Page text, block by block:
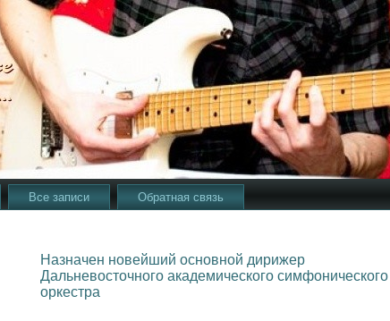
Все записи Обратная связь
Назначен новейший основной дирижер
Дальневосточного академического симфонического
оркестра